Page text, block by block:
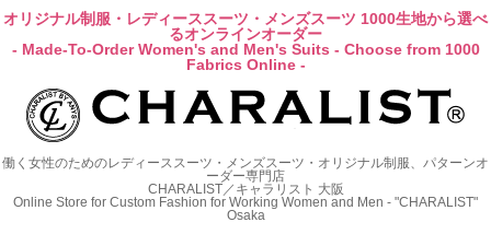
オリジナル制服・レディーススーツ・メンズスーツ 1000生地から選べ
るオンラインオーダー
- Made-To-Order Women's and Men's Suits - Choose from 1000
Fabrics Online -
働く女性のためのレディーススーツ・メンズスーツ・オリジナル制服、パターンオ
ーダー専門店
CHARALIST／キャラリスト 大阪
Online Store for Custom Fashion for Working Women and Men - "CHARALIST"
Osaka